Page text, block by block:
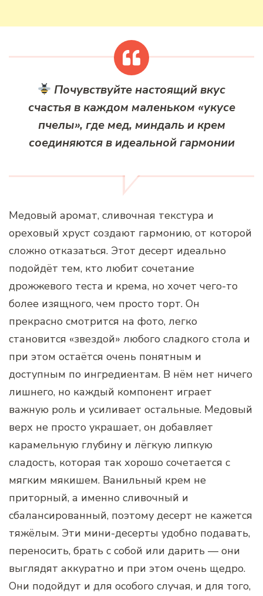
Почувствуйте настоящий вкус
счастья в каждом маленьком «укусе
пчелы», где мед, миндаль и крем
соединяются в идеальной гармонии
Медовый аромат, сливочная текстура и
ореховый хруст создают гармонию, от которой
сложно отказаться. Этот десерт идеально
подойдёт тем, кто любит сочетание
дрожжевого теста и крема, но хочет чего-то
более изящного, чем просто торт. Он
прекрасно смотрится на фото, легко
становится «звездой» любого сладкого стола и
при этом остаётся очень понятным и
доступным по ингредиентам. В нём нет ничего
лишнего, но каждый компонент играет
важную роль и усиливает остальные. Медовый
верх не просто украшает, он добавляет
карамельную глубину и лёгкую липкую
сладость, которая так хорошо сочетается с
мягким мякишем. Ванильный крем не
приторный, а именно сливочный и
сбалансированный, поэтому десерт не кажется
тяжёлым. Эти мини-десерты удобно подавать,
переносить, брать с собой или дарить — они
выглядят аккуратно и при этом очень щедро.
Они подойдут и для особого случая, и для того,